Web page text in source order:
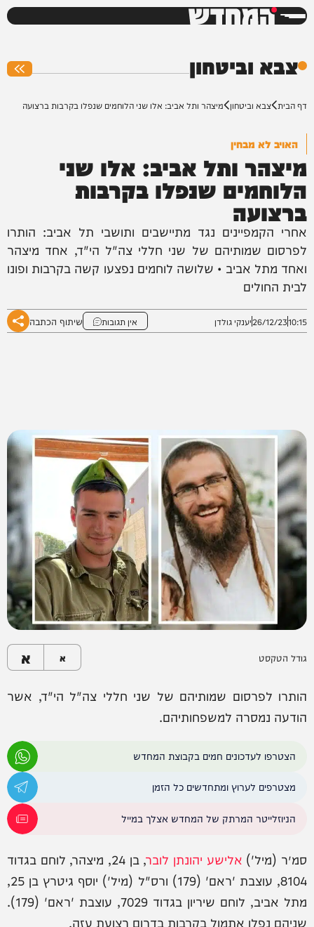
המחדש
צבא וביטחון
דף הבית צבא וביטחון מיצהר ותל אביב: אלו שני הלוחמים שנפלו בקרבות ברצועה
האויב לא מבחין
מיצהר ותל אביב: אלו שני
הלוחמים שנפלו בקרבות
ברצועה
אחרי הקמפיינים נגד מתיישבים ותושבי תל אביב: הותרו
לפרסום שמותיהם של שני חללי צה"ל הי"ד, אחד מיצהר
ואחד מתל אביב • שלושה לוחמים נפצעו קשה בקרבות ופונו
לבית החולים
10:15
26/12/23יענקי גולדן אין תגובות שיתוף הכתבה
גודל הטקסט א א
הותרו לפרסום שמותיהם של שני חללי צה"ל הי"ד, אשר
הודעה נמסרה למשפחותיהם.
הצטרפו לעדכונים חמים בקבוצת המחדש
מצטרפים לערוץ ומתחדשים כל הזמן
הניוזלייטר המרתק של המחדש אצלך במייל
סמ״ר (מיל') אלישע יהונתן לובר
, בן 24, מיצהר, לוחם בגדוד
8104, עוצבת 'ראם' (179) ורס"ל (מיל') יוסף גיטרץ בן 25,
מתל אביב, לוחם שיריון בגדוד 7029, עוצבת 'ראם' (179).
שניהם נפלו אתמול בקרבות בדרום רצועת עזה.